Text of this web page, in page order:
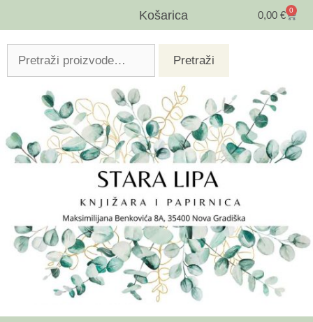
Košarica 0,00 € 0
Pretraži